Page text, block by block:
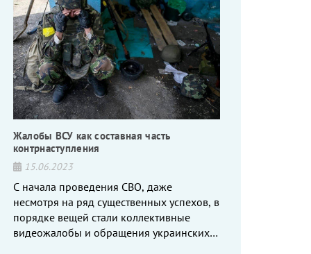
Жалобы ВСУ как составная часть
контрнаступления
15.06.2023
С начала проведения СВО, даже
несмотря на ряд существенных успехов, в
порядке вещей стали коллективные
видеожалобы и обращения украинских